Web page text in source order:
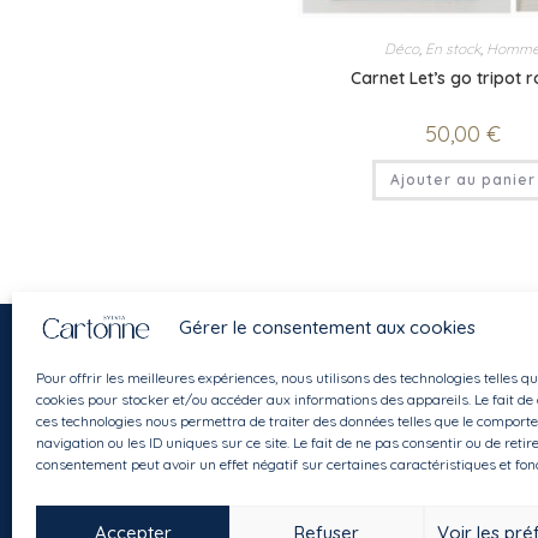
Gérer le consentement aux cookies
Pour offrir les meilleures expériences, nous utilisons des technologies telles
cookies pour stocker et/ou accéder aux informations des appareils. Le fait de
ces technologies nous permettra de traiter des données telles que le
navigation ou les ID uniques sur ce site. Le fait de ne pas consentir ou de
consentement peut avoir un effet négatif sur certaines caractéristiques et
Accepter Refuser Voir les
Déco, En stock,
Carnet Let’s go tripot
50,00 €
Ajouter au panier
Instagram
Facebook
E-mail